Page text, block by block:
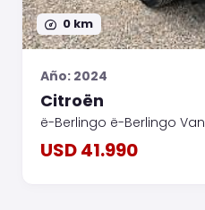
0 km
Año: 2024
Citroën
ë-Berlingo ë-Berlingo Van
USD 41.990